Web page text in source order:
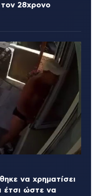
28χρονο
να χρηματίσει
έτσι ώστε να